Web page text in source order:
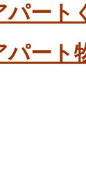
パート
パート